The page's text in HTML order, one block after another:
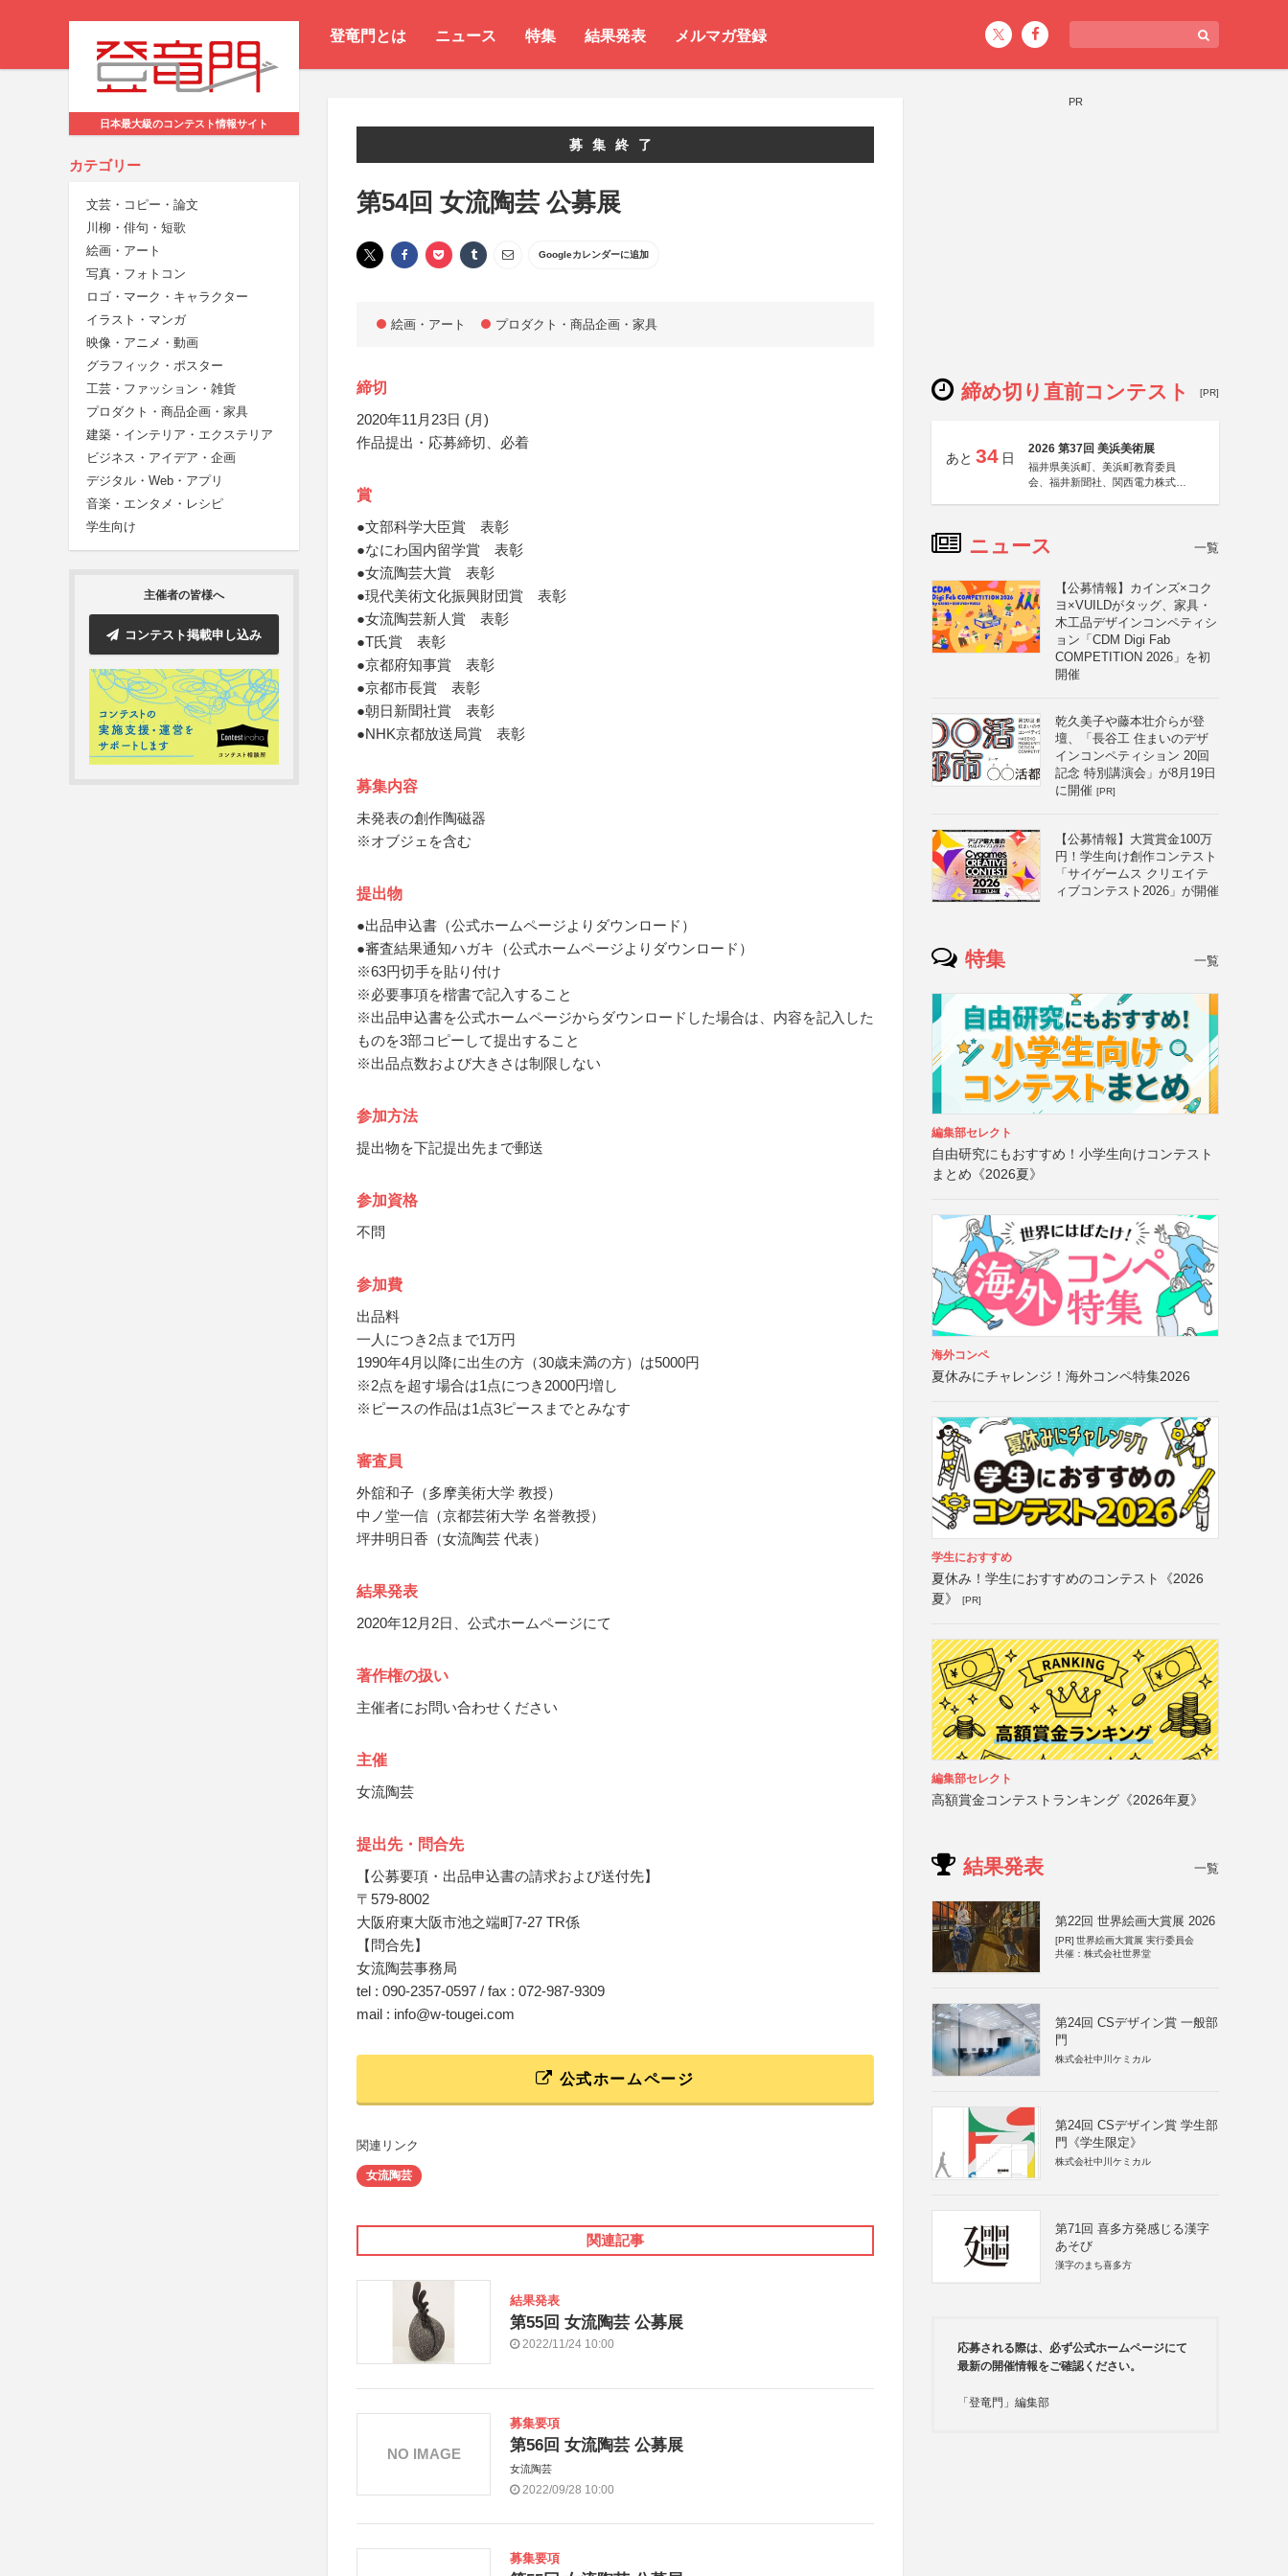
登竜門とは ニュース 特集 結果発表 メルマガ登録
日本最大級のコンテスト情報サイト
カテゴリー
文芸・コピー・論文
川柳・俳句・短歌
絵画・アート
写真・フォトコン
ロゴ・マーク・キャラクター
イラスト・マンガ
映像・アニメ・動画
グラフィック・ポスター
工芸・ファッション・雑貨
プロダクト・商品企画・家具
建築・インテリア・エクステリア
ビジネス・アイデア・企画
デジタル・Web・アプリ
音楽・エンタメ・レシピ
学生向け
主催者の皆様へ
コンテスト掲載申し込み
募集終了
第54回 女流陶芸 公募展
Googleカレンダーに追加
絵画・アート プロダクト・商品企画・家具
締切
2020年11月23日 (月)
作品提出・応募締切、必着
賞
●文部科学大臣賞 表彰
●なにわ国内留学賞 表彰
●女流陶芸大賞 表彰
●現代美術文化振興財団賞 表彰
●女流陶芸新人賞 表彰
●T氏賞 表彰
●京都府知事賞 表彰
●京都市長賞 表彰
●朝日新聞社賞 表彰
●NHK京都放送局賞 表彰
募集内容
未発表の創作陶磁器
※オブジェを含む
提出物
●出品申込書（公式ホームページよりダウンロード）
●審査結果通知ハガキ（公式ホームページよりダウンロード）
※63円切手を貼り付け
※必要事項を楷書で記入すること
※出品申込書を公式ホームページからダウンロードした場合は、内容を記入した
ものを3部コピーして提出すること
※出品点数および大きさは制限しない
参加方法
提出物を下記提出先まで郵送
参加資格
不問
参加費
出品料
一人につき2点まで1万円
1990年4月以降に出生の方（30歳未満の方）は5000円
※2点を超す場合は1点につき2000円増し
※ピースの作品は1点3ピースまでとみなす
審査員
外舘和子（多摩美術大学 教授）
中ノ堂一信（京都芸術大学 名誉教授）
坪井明日香（女流陶芸 代表）
結果発表
2020年12月2日、公式ホームページにて
著作権の扱い
主催者にお問い合わせください
主催
女流陶芸
提出先・問合先
【公募要項・出品申込書の請求および送付先】
〒579-8002
大阪府東大阪市池之端町7-27 TR係
【問合先】
女流陶芸事務局
tel : 090-2357-0597 / fax : 072-987-9309
mail : info@w-tougei.com
公式ホームページ
関連リンク
女流陶芸
関連記事
結果発表
第55回 女流陶芸 公募展
2022/11/24 10:00
募集要項
第56回 女流陶芸 公募展
女流陶芸
2022/09/28 10:00
NO IMAGE
募集要項
PR
締め切り直前コンテスト [PR]
あと 34 日
2026 第37回 美浜美術展
福井県美浜町、美浜町教育委員
会、福井新聞社、関西電力株式会
ニュース 一覧
【公募情報】カインズ×コク
ヨ×VUILDがタッグ、家具・
木工品デザインコンペティシ
ョン「CDM Digi Fab
COMPETITION 2026」を初
開催
乾久美子や藤本壮介らが登
壇、「長谷工 住まいのデザ
インコンペティション 20回
記念 特別講演会」が8月19日
に開催 [PR]
【公募情報】大賞賞金100万
円！学生向け創作コンテスト
「サイゲームス クリエイテ
ィブコンテスト2026」が開催
特集 一覧
編集部セレクト
自由研究にもおすすめ！小学生向けコンテスト
まとめ《2026夏》
海外コンペ
夏休みにチャレンジ！海外コンペ特集2026
学生におすすめ
夏休み！学生におすすめのコンテスト《2026
夏》
[PR]
編集部セレクト
高額賞金コンテストランキング《2026年夏》
結果発表 一覧
第22回 世界絵画大賞展 2026
[PR] 世界絵画大賞展 実行委員会
共催：株式会社世界堂
第24回 CSデザイン賞 一般部
門
株式会社中川ケミカル
第24回 CSデザイン賞 学生部
門《学生限定》
株式会社中川ケミカル
第71回 喜多方発感じる漢字
あそび
漢字のまち喜多方
応募される際は、必ず公式ホームページにて
最新の開催情報をご確認ください。
「登竜門」編集部